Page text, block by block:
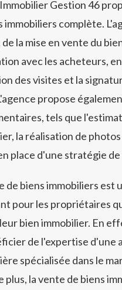
Gestion 46
immobiliers complète.
la mise en vente du
avec les acheteurs,
des visites et la
propose
tels que
la réalisation de
place d'une stratégie
de biens immobiliers est
pour les propriétaires
bien immobilier. En
de l'expertise d'une
spécialisée dans le
plus, la vente de biens